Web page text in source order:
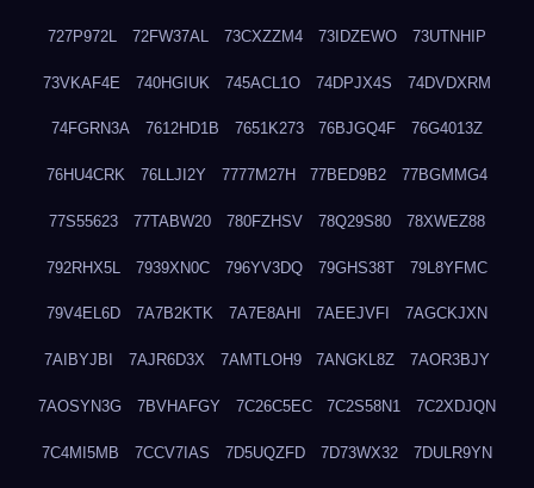
727P972L 72FW37AL 73CXZZM4 73IDZEWO 73UTNHIP
73VKAF4E 740HGIUK 745ACL1O 74DPJX4S 74DVDXRM
74FGRN3A 7612HD1B 7651K273 76BJGQ4F 76G4013Z
76HU4CRK 76LLJI2Y 7777M27H 77BED9B2 77BGMMG4
77S55623 77TABW20 780FZHSV 78Q29S80 78XWEZ88
792RHX5L 7939XN0C 796YV3DQ 79GHS38T 79L8YFMC
79V4EL6D 7A7B2KTK 7A7E8AHI 7AEEJVFI 7AGCKJXN
7AIBYJBI 7AJR6D3X 7AMTLOH9 7ANGKL8Z 7AOR3BJY
7AOSYN3G 7BVHAFGY 7C26C5EC 7C2S58N1 7C2XDJQN
7C4MI5MB 7CCV7IAS 7D5UQZFD 7D73WX32 7DULR9YN